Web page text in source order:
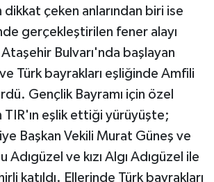
dikkat çeken anlarından biri ise
gerçekleştirilen fener alayı
Bulvarı'nda başlayan
Türk bayrakları eşliğinde Amfili
Gençlik Bayramı için özel
TIR'ın eşlik ettiği yürüyüşte;
Başkan Vekili Murat Güneş ve
Adıgüzel ve kızı Algı Adıgüzel ile
katıldı. Ellerinde Türk bayrakları